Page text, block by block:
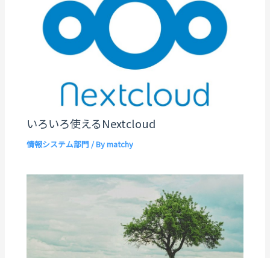
いろいろ使えるNextcloud
情報システム部門 / Bymatchy